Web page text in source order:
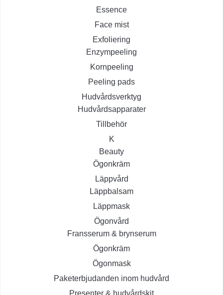
Essence
Face mist
Exfoliering
Enzympeeling
Kornpeeling
Peeling pads
Hudvårdsverktyg
Hudvårdsapparater
Tillbehör
K
Beauty
Ögonkräm
Läppvård
Läppbalsam
Läppmask
Ögonvård
Fransserum & brynserum
Ögonkräm
Ögonmask
Paketerbjudanden inom hudvård